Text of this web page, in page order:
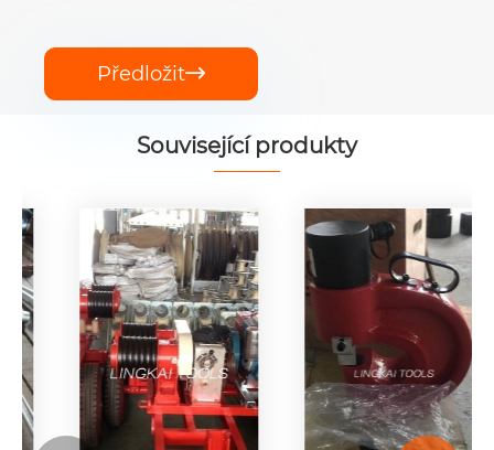
Předložit
Související produkty